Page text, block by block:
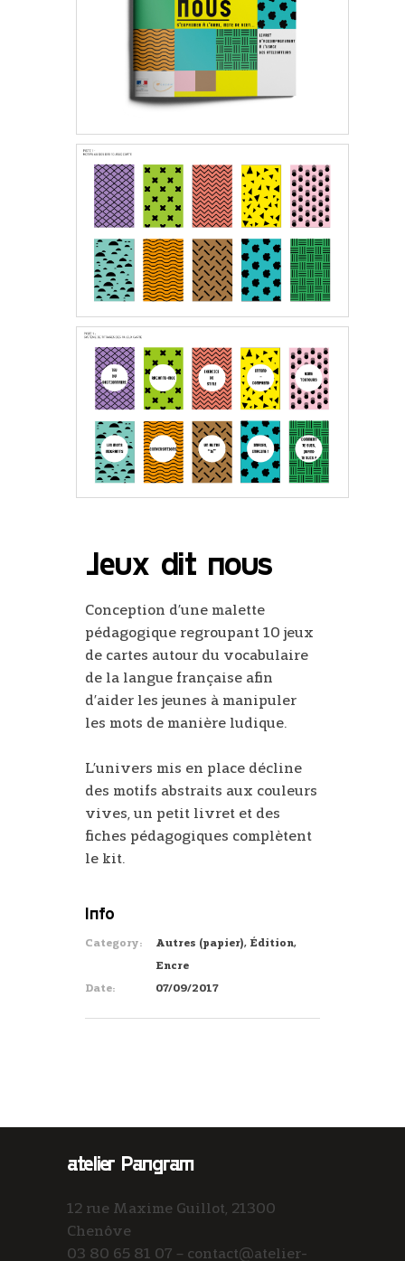
Jeux dit nous
Conception d’une malette
pédagogique regroupant 10 jeux
de cartes autour du vocabulaire
de la langue française afin
d’aider les jeunes à manipuler
les mots de manière ludique.
L’univers mis en place décline
des motifs abstraits aux couleurs
vives, un petit livret et des
fiches pédagogiques complètent
le kit.
Info
Category:
Autres (papier), Édition,
Encre
Date:
07/09/2017
atelier Pangram
12 rue Maxime Guillot, 21300
Chenôve
03 80 65 81 07 – contact@atelier-